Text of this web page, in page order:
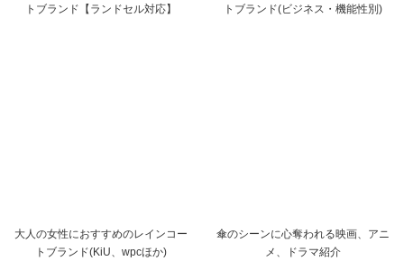
トブランド【ランドセル対応】
トブランド(ビジネス・機能性別)
大人の女性におすすめのレインコー
トブランド(KiU、wpcほか)
傘のシーンに心奪われる映画、アニ
メ、ドラマ紹介